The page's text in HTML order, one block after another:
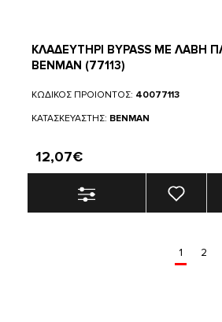
ΚΛΑΔΕΥΤΗΡΙ BYPASS ΜΕ ΛΑΒΗ
BENMAN (77113)
ΚΩΔΙΚΟΣ ΠΡΟΙΟΝΤΟΣ: 40077113
ΚΑΤΑΣΚΕΥΑΣΤΗΣ: BENMAN
12,07€
1 2